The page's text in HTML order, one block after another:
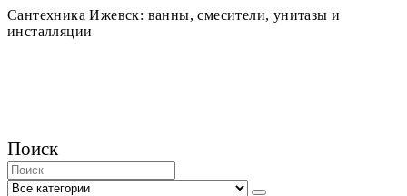
Сантехника Ижевск: ванны, смесители, унитазы и
инсталляции
Поиск